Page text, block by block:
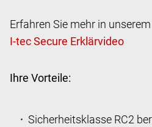
Erfahren Sie mehr in unserem
Ihre Vorteile:
Sicherheitsklasse RC2